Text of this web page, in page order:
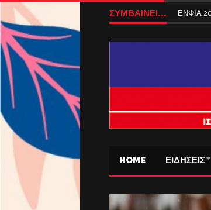
ΣΥΜΒΑΙΝΕΙ... ΕΝΦΙΑ
HOME ΕΙΔΗΣΕΙΣ